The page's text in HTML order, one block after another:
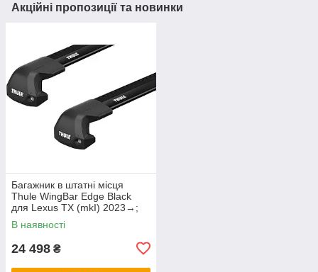
Акційні пропозиції та новинки
Багажник в штатні місця
Thule WingBar Edge Black
для Lexus TX (mkI) 2023→;
Toyota Grand Highlander (mkI)
2023→ (TH
В наявності
24 498 ₴